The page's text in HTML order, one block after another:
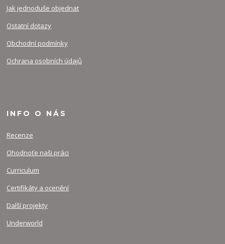
Jak jednoduše objednat
Ostatní dotazy
Obchodní podmínky
Ochrana osobních údajů
INFO O NÁS
Recenze
Ohodnoťe naši práci
Curriculum
Certifikáty a ocenění
Další projekty
Underworld